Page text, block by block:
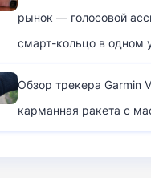
рынок — голосовой
смарт-кольцо в одном
Обзор трекера Garmin
карманная ракета с